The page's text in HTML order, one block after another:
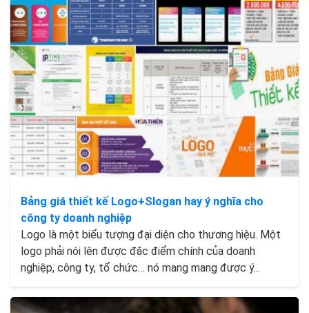
Bảng giá thiết kế Logo+Slogan hay ý nghĩa cho
công ty doanh nghiệp
Logo là một biểu tượng đại diện cho thương hiệu. Một
logo phải nói lên được đặc điểm chính của doanh
nghiệp, công ty, tổ chức… nó mang mang được ý...